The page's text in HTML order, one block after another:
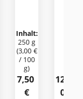
Preis:
Inhalt:
250 g
(3,00 €
/ 100
g)
Regulärer Preis:
7,50
€
129,0
0 €